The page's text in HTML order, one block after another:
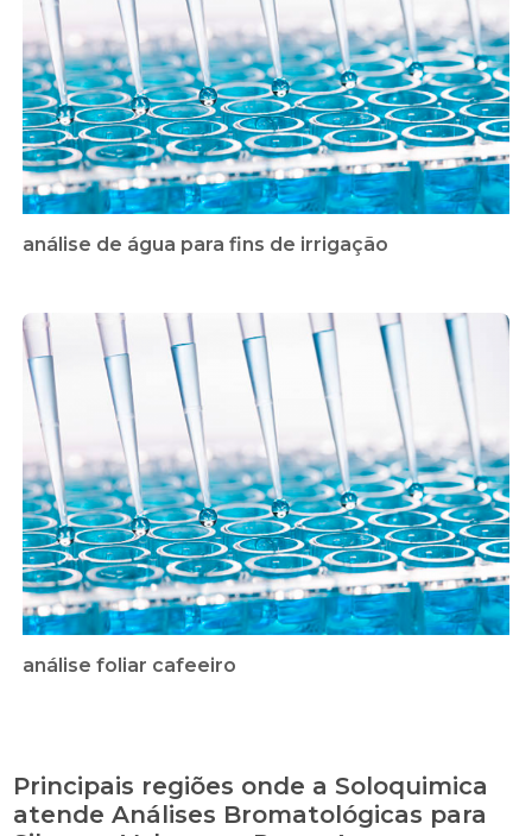
análise de água para fins de irrigação
análise foliar cafeeiro
Principais regiões onde a Soloquimica
atende Análises Bromatológicas para